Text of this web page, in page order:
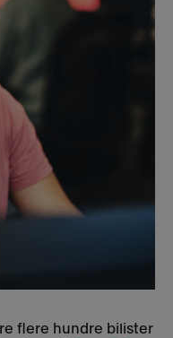
flere hundre bilister